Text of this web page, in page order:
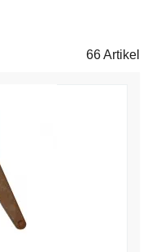
66 Artikel